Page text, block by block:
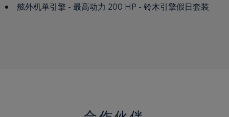
舷外机单引擎 - 最高动力 200 HP - 铃木引擎假日套装